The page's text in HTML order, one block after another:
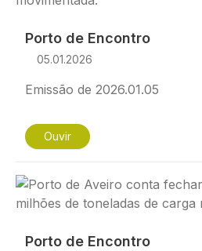
Porto de Encontro
05.01.2026
Emissão de 2026.01.05
Ouvir
Imagem
Porto de Encontro